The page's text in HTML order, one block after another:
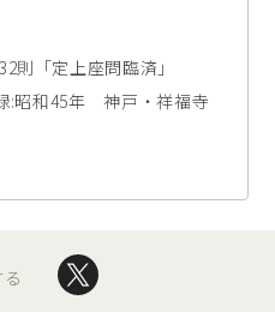
「定上座問臨済」
年 神戸・祥福寺